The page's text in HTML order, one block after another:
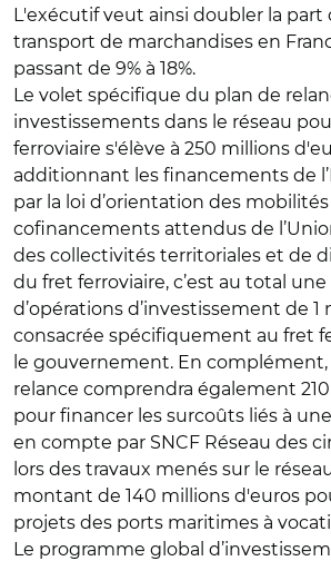
L'exécutif veut ainsi doubler la part
transport de marchandises en
passant de 9% à 18%.
Le volet spécifique du plan de
investissements dans le réseau
ferroviaire s'élève à 250 millions
additionnant les financements de
par la loi d’orientation des
cofinancements attendus de
des collectivités territoriales et de
du fret ferroviaire, c’est au total
d’opérations d’investissement de 1
consacrée spécifiquement au fret
le gouvernement. En complément,
relance comprendra également
pour financer les surcoûts liés à
en compte par SNCF Réseau des
lors des travaux menés sur le
montant de 140 millions d'euros
projets des ports maritimes à
Le programme global